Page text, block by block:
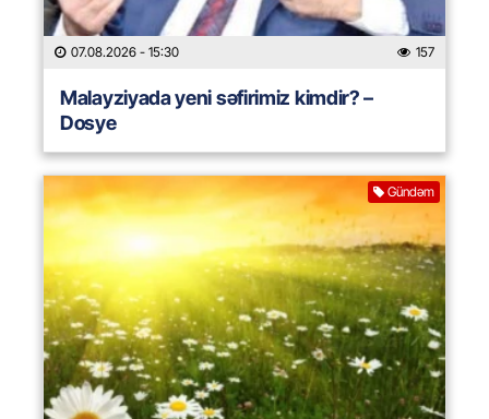
07.08.2026 - 15:30 157
Malayziyada yeni səfirimiz kimdir? –
Dosye
Gündəm